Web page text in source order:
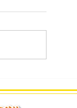
ばん段位」検